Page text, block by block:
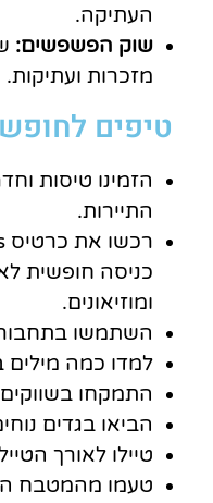
העתיקה.
שוק הפשפשים:
מזכרות ועתיקות.
טיפים
הזמינו טיסות
התיירות.
כניסה חופשית
ומוזיאונים.
השתמשו
למדו כמה מילים
התמקחו
הביאו בגדים
טיילו לאורך
טעמו מהמטבח